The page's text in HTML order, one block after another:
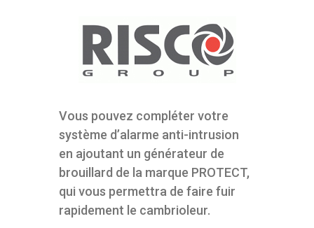
Vous pouvez compléter votre
système d’alarme anti-intrusion
en ajoutant un générateur de
brouillard de la marque PROTECT,
qui vous permettra de faire fuir
rapidement le cambrioleur.